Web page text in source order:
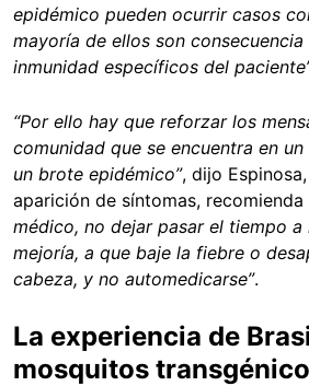
epidémico pueden ocurrir casos
mayoría de ellos son
inmunidad específicos del
“Por ello hay que reforzar los
comunidad que se encuentra en
un brote epidémico”, dijo
aparición de síntomas, recomienda
médico, no dejar pasar el tiempo a
mejoría, a que baje la fiebre o
cabeza, y no automedicarse”.
La experiencia de
mosquitos